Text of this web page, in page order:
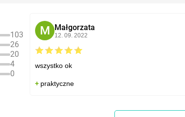
103
26
20
4
0
M Małgorzata
12. 09. 2022
wszystko ok
praktyczne